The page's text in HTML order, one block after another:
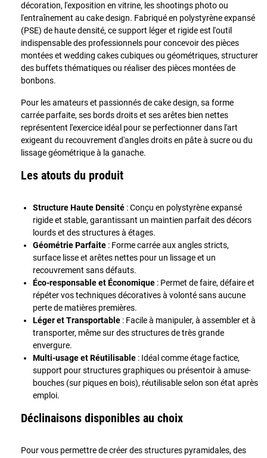
décoration, l'exposition en vitrine, les shootings photo ou
l'entraînement au cake design. Fabriqué en polystyrène expansé
(PSE) de haute densité, ce support léger et rigide est l'outil
indispensable des professionnels pour concevoir des pièces
montées et wedding cakes cubiques ou géométriques, structurer
des buffets thématiques ou réaliser des pièces montées de
bonbons.
Pour les amateurs et passionnés de cake design, sa forme
carrée parfaite, ses bords droits et ses arêtes bien nettes
représentent l'exercice idéal pour se perfectionner dans l'art
exigeant du recouvrement d'angles droits en pâte à sucre ou du
lissage géométrique à la ganache.
Les atouts du produit
Structure Haute Densité : Conçu en polystyrène expansé
rigide et stable, garantissant un maintien parfait des décors
lourds et des structures à étages.
Géométrie Parfaite : Forme carrée aux angles stricts,
surface lisse et arêtes nettes pour un lissage et un
recouvrement sans défauts.
Éco-responsable et Économique : Permet de faire, défaire et
répéter vos techniques décoratives à volonté sans aucune
perte de matières premières.
Léger et Transportable : Facile à manipuler, à assembler et à
transporter, même sur des structures de très grande
envergure.
Multi-usage et Réutilisable : Idéal comme étage factice,
support pour structures graphiques ou présentoir à amuse-
bouches (sur piques en bois), réutilisable selon son état après
emploi.
Déclinaisons disponibles au choix
Pour vous permettre de créer des structures pyramidales, des